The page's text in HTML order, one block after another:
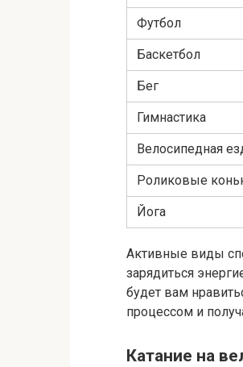
Футбол
Баскетбол
Бег
Гимнастика
Велосипедная
Роликовые
Йога
Активные виды
зарядиться
будет вам
процессом и
Катание на